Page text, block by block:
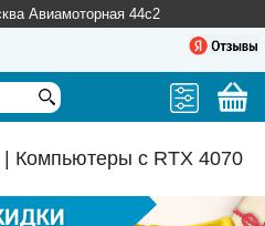
Авиамоторная 44с2
Компьютеры c RTX 4070